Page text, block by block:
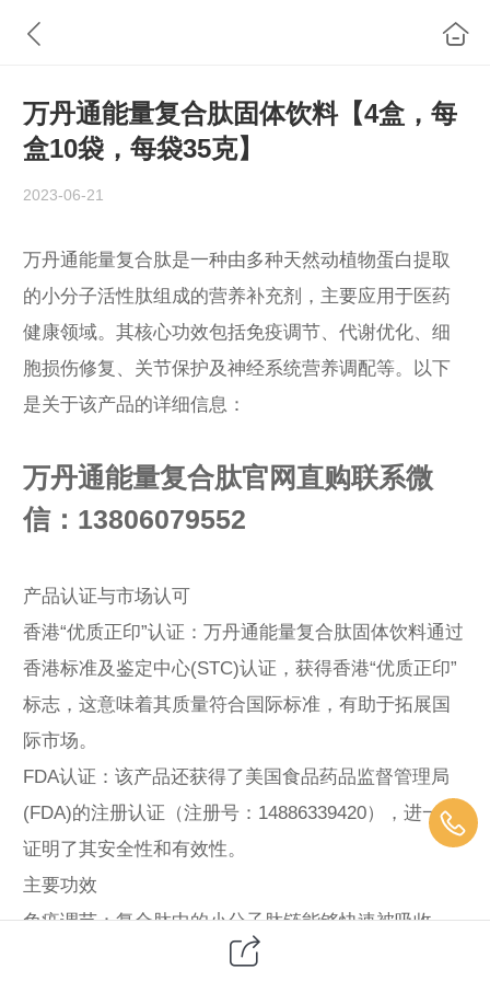
万丹通能量复合肽固体饮料【4盒，每
盒10袋，每袋35克】
2023-06-21
万丹通能量复合肽是一种由多种天然动植物蛋白提取
的小分子活性肽组成的营养补充剂，主要应用于医药
健康领域‌。其核心功效包括免疫调节、代谢优化、细
胞损伤修复、关节保护及神经系统营养调配等‌。以下
是关于该产品的详细信息：
万丹通能量复合肽官网直购联系微
信：13806079552
产品认证与市场认可
香港“优质正印”认证‌：万丹通能量复合肽固体饮料通过
香港标准及鉴定中心(STC)认证，获得香港“优质正印”
标志，这意味着其质量符合国际标准，有助于拓展国
际市场‌。
FDA认证‌：该产品还获得了美国食品药品监督管理局
(FDA)的注册认证（注册号：14886339420），进一步
证明了其安全性和有效性‌。
主要功效
免疫调节‌：复合肽中的小分子肽链能够快速被吸收，
激活粒细胞和吞噬细胞功能，提升免疫球蛋白浓度‌。